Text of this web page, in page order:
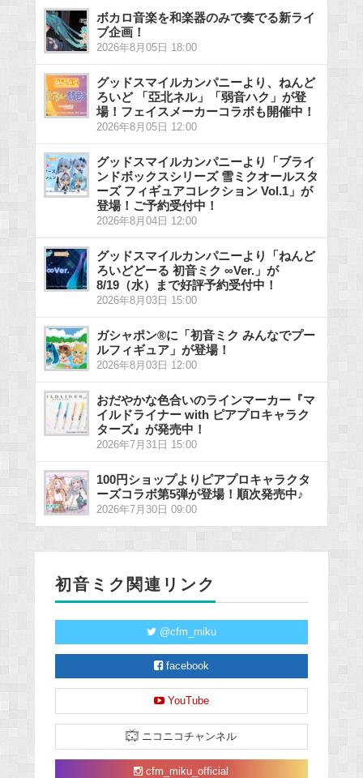
ボカロ音楽を和楽器のみで奏でる新ライ
ブ企画！
2026年8月05日 18:00
グッドスマイルカンパニーより、ねんど
ろいど 「亞北ネル」「弱音ハク」が登
場！フェイスメーカーコラボも開催中！
2026年8月05日 12:00
グッドスマイルカンパニーより「ブライ
ンドボックスシリーズ 雪ミクオールスタ
ーズ フィギュアコレクション Vol.1」が
登場！ご予約受付中！
2026年8月04日 12:00
グッドスマイルカンパニーより「ねんど
ろいどどーる 初音ミク ∞Ver.」が
8/19（水）まで好評予約受付中！
2026年8月03日 15:00
ガシャポン®に「初音ミク みんなでプー
ルフィギュア」が登場！
2026年8月03日 12:00
おだやかな色合いのラインマーカー『マ
イルドライナー with ピアプロキャラク
ターズ』が発売中！
2026年7月31日 15:00
100円ショップよりピアプロキャラクタ
ーズコラボ第5弾が登場！順次発売中♪
2026年7月30日 09:00
初音ミク関連リンク
@cfm_miku
facebook
YouTube
ニコニコチャンネル
cfm_miku_official